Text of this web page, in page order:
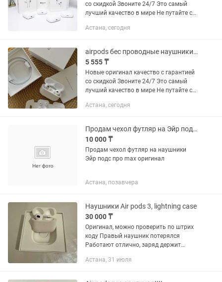
со скидкой Звоните 24/7 Это самый
лучший качество в мире Не путайте с
качество на рынке. Отличный звук,
Астана, сегодня
airpods бес проводные наушники эйр подс airpods аир подс про / 2,3,4
5 555 ₸
Новые оригинал качество с гарантией
со скидкой Звоните 24/7 Это самый
лучший качество в мире Не путайте с
качество на рынке. Отличный звук,
Астана, сегодня
Продам чехол футляр на Эйр подс про Макс оригинал на наушники
10 000 ₸
Продам чехол футляр на наушники
Эйр подс про max оригинал
Астана, позавчера
Наушники Air pods 3, lightning case
30 000 ₸
Оригинал, можно проверить по штрих
коду Правый наушник потерялся
Работают отлично, заряд держит
Астана, 31 июля